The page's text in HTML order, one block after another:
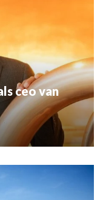
ceo van